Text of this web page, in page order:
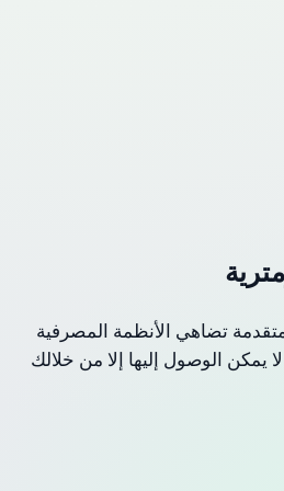
تضاهي الأنظمة المصرفية
يمكن الوصول إليها إلا من خلالك